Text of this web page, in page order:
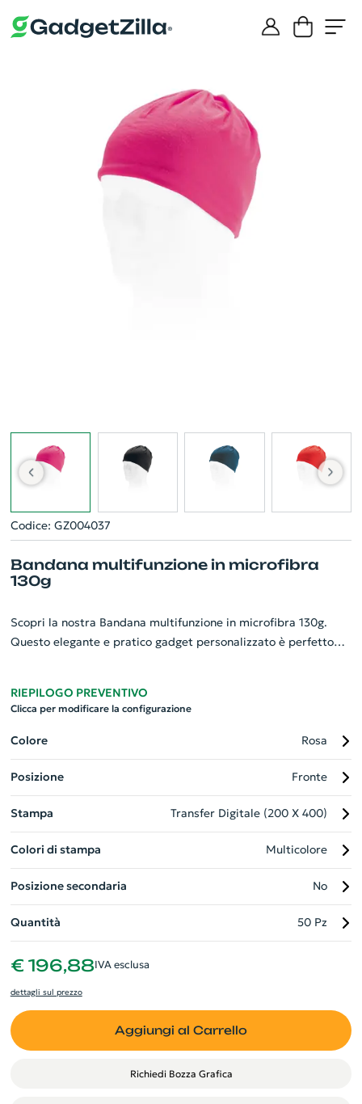
Codice: GZ004037
Bandana multifunzione in microfibra
130g
Scopri la nostra Bandana multifunzione in microfibra 130g.
Questo elegante e pratico gadget personalizzato è perfetto
comfort. Con le sue generose dimensioni di 250 x 470 mm, può
necessità. La sua versatilità la rende ideale per eventi
all'aperto, attività sportive o come accessorio di moda.
Aggiungi il logo della tua azienda e impressiona i tuoi clienti!
RIEPILOGO PREVENTIVO
Clicca per modificare la configurazione
Colore Rosa
Posizione Fronte
Stampa Transfer Digitale (200 X 400)
Colori di stampa Multicolore
Posizione secondaria No
Quantità 50 Pz
€ 196,88IVA esclusa
dettagli sul prezzo
Aggiungi al Carrello
Richiedi Bozza Grafica